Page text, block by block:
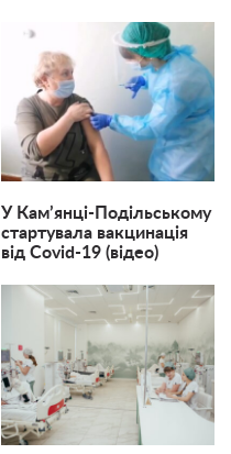
У Кам’янці-Подільському
стартувала вакцинація
від Covid-19 (відео)